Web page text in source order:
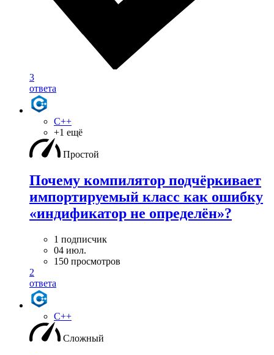
3
ответа
C++
+1 ещё
Простой
Почему компилятор подчёркивает
импортируемый класс как ошибку
«индификатор не определён»?
1 подписчик
04 июл.
150 просмотров
2
ответа
C++
Сложный